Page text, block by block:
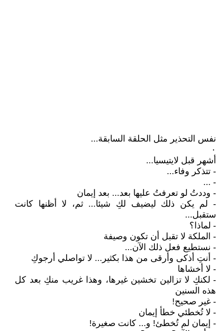
نفس التحذير مثل الحلقة السابقة...
٠
أشهر قبل لايتيسيا...
- تتذكر وفاء...
- ...
- وددتُ لو تعرفتُ عليها بعد... بعد إيمان
- لم يكن ذلك ليضيف لكِ شيئا... ثم، لا أظنها كانت
ستقبل...
- لماذا؟
- الملكة لا تقبل أن تكون وصيفة
- نستطيع فعل ذلك الآن...
- أنتِ أذكى وأرقى من هذا بكثير... لا تواصلي أرجوكِ
- لا أخشاها
- لكنكِ لا تزالين تخشين غيرها، وهذا غريب منكِ بعد كل
هذه السنين
- غير صحيح!
- لا تُخطئي خطأ إيمان
- إيمان لم تُخطئ! و... كانت صغيرة!